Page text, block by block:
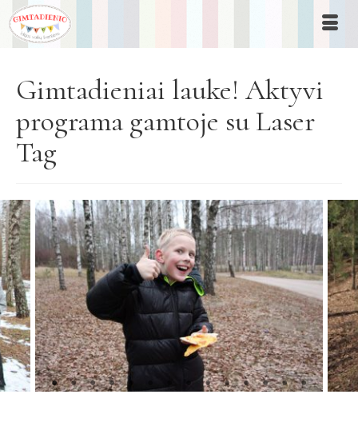
Gimtadieniai lauke! Aktyvi
programa gamtoje su Laser
Tag